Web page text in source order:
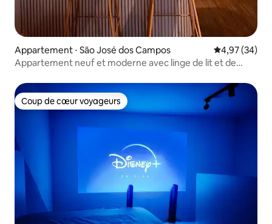
Appartement ⋅ São José dos Campos Évaluation
4,97 (34)
Appartement neuf et moderne avec linge de lit et de
Coup de cœur voyageurs
Coup de cœur voyageurs